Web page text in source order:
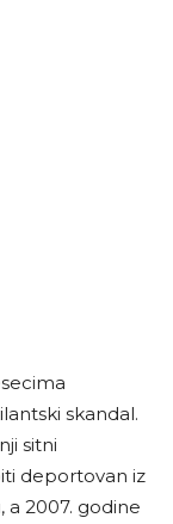
skandal.
sitni
deportovan iz
a 2007. godine